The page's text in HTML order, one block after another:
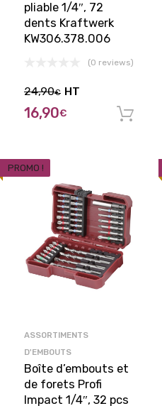
pliable 1/4″, 72
dents Kraftwerk
KW306.378.006
(0 reviews)
24,90€
16,90€
HT
PROMO !
ASSORTIMENTS
D'EMBOUTS
Boîte d’embouts et
de forets Profi
Impact 1/4″, 32 pcs